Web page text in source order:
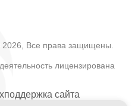
Все права защищены.
лицензирована
сайта